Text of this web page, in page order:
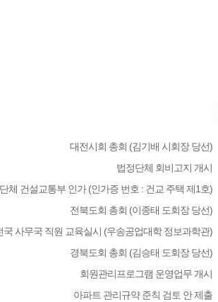
대전시회 총회 (김기배 시회장 당선)
법정단체 회비고지 개시
체 건설교통부 인가 (인가증 번호 : 건교 주택 제1호)
전북도회 총회 (이종태 도회장 당선)
국 사무국 직원 교육실시 (우송공업대학 정보과학관)
경북도회 총회 (김승태 도회장 당선)
회원관리프로그램 운영업무 개시
아파트 관리규약 준칙 검토 안 제출